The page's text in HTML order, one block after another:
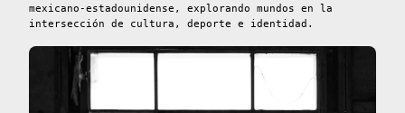
mexicano-estadounidense, explorando mundos en la
intersección de cultura, deporte e identidad.